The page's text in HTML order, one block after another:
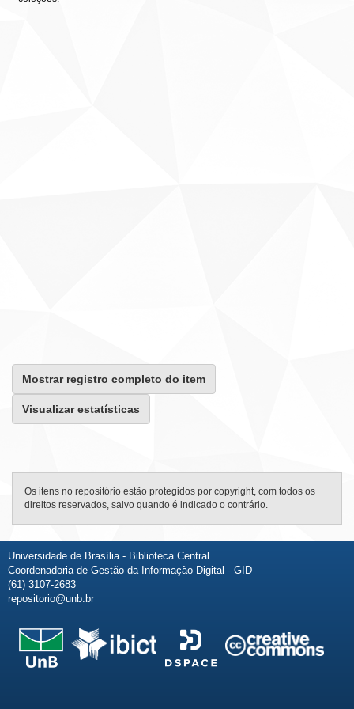
Mostrar registro completo do item
Visualizar estatísticas
Os itens no repositório estão protegidos por copyright, com todos os
direitos reservados, salvo quando é indicado o contrário.
Universidade de Brasília - Biblioteca Central
Coordenadoria de Gestão da Informação Digital - GID
(61) 3107-2683
repositorio@unb.br